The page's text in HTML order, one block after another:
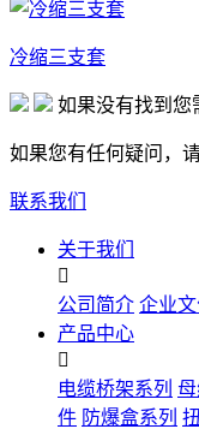
冷缩三支套
如果没有找到您
如果您有任何疑问，
联系我们
关于我们

公司简介 企业
产品中心

电缆桥架系列
件 防爆盒系列